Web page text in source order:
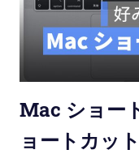
Mac ショー
ョートカッ